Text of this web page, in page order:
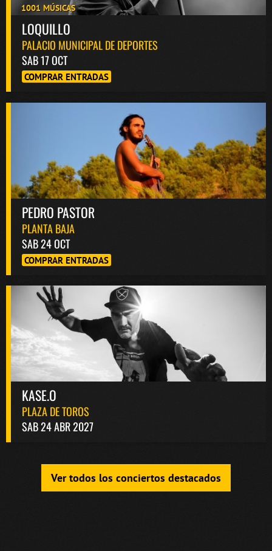
1001 MÚSICAS
LOQUILLO
PALACIO MUNICIPAL DE DEPORTES
SAB 17 OCT
COMPRAR ENTRADAS
PEDRO PASTOR
PLANTA BAJA
SAB 24 OCT
COMPRAR ENTRADAS
KASE.O
PLAZA DE TOROS
SAB 24 ABR 2027
Ver todos los conciertos destacados